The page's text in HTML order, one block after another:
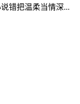
错把温柔当情深...